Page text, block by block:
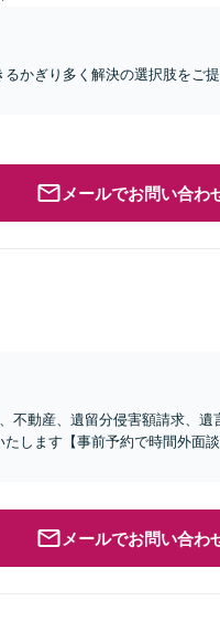
かぎり多く解決の選択肢をご
メールでお問い合わ
不動産、遺留分侵害額請求、
します【事前予約で時間外面
メールでお問い合わ